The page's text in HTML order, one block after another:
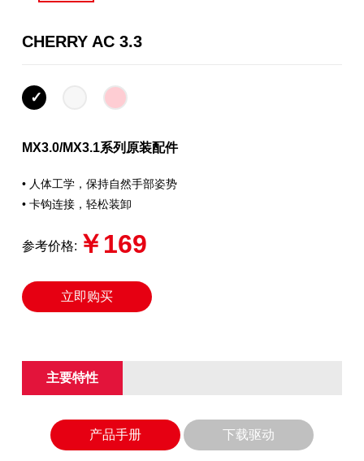
CHERRY AC 3.3
MX3.0/MX3.1系列原装配件
• 人体工学，保持自然手部姿势
• 卡钩连接，轻松装卸
参考价格: ￥169
立即购买
主要特性
产品手册 下载驱动